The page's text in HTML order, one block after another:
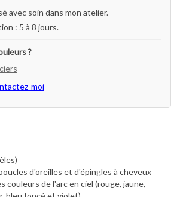
avec soin dans mon atelier.
: 5 à 8 jours.
?
moi
d'oreilles et d'épingles à cheveux
couleurs de l'arc en ciel (rouge, jaune,